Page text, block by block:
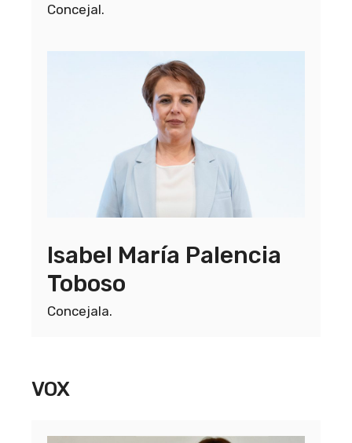
Concejal.
Isabel María Palencia
Toboso
Concejala.
VOX